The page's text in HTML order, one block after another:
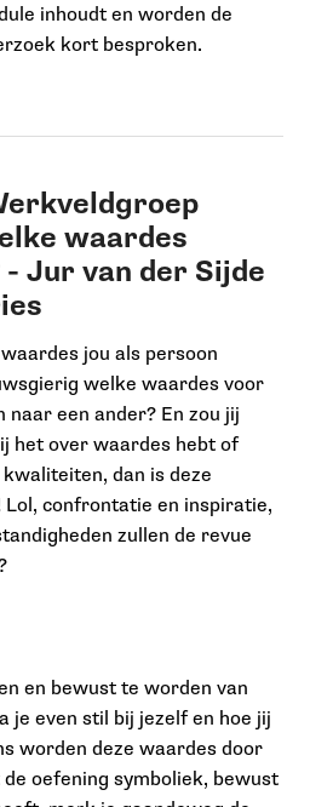
inhoudt en worden de
kort besproken.
waardes
Jur van der Sijde
jou als persoon
welke waardes voor
een ander? En zou jij
het over waardes hebt of
dan is deze
confrontatie en inspiratie,
zullen de revue
en bewust te worden van
je even stil bij jezelf en hoe jij
worden deze waardes door
oefening symboliek, bewust